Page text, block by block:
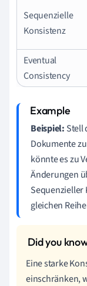
Sequenzielle
Konsistenz
Eventual
Consistency
Beispiel: Stell
Dokumente
könnte es zu
Änderungen
Sequenzieller
gleichen
Eine starke
einschränken,